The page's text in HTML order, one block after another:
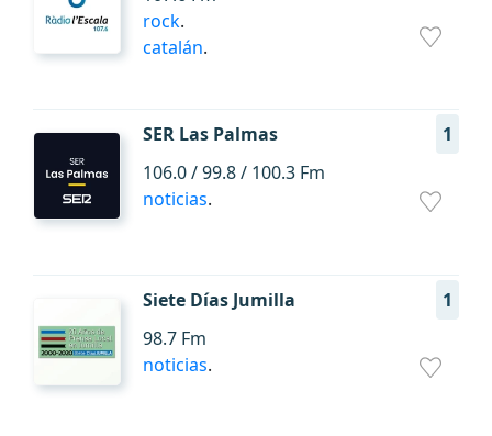
rock.
catalán.
SER Las Palmas
1
106.0 / 99.8 / 100.3 Fm
noticias.
Siete Días Jumilla
1
98.7 Fm
noticias.